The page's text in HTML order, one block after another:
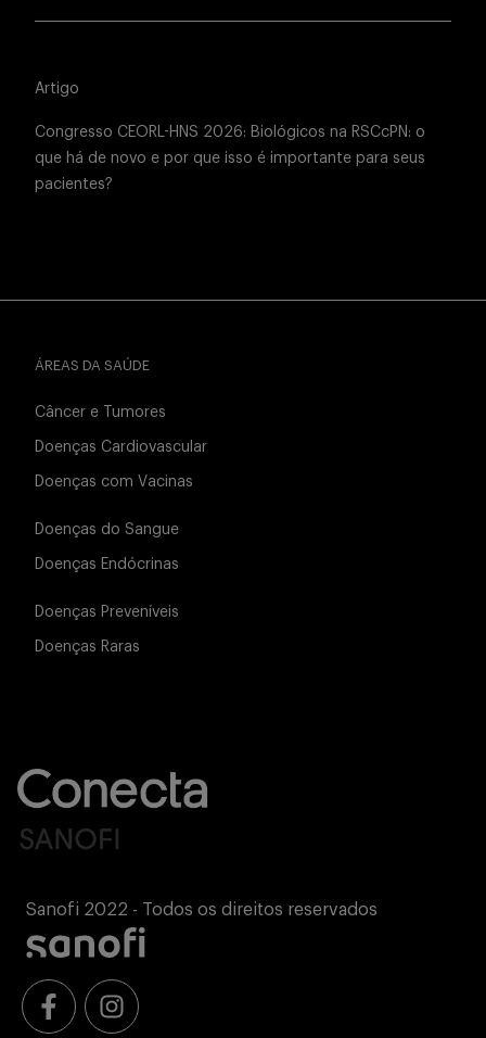
Artigo
Congresso CEORL-HNS 2026: Biológicos na RSCcPN: o
que há de novo e por que isso é importante para seus
pacientes?
ÁREAS DA SAÚDE
Câncer e Tumores
Doenças Cardiovascular
Doenças com Vacinas
Doenças do Sangue
Doenças Endócrinas
Doenças Preveníveis
Doenças Raras
Sanofi 2022 - Todos os direitos reservados